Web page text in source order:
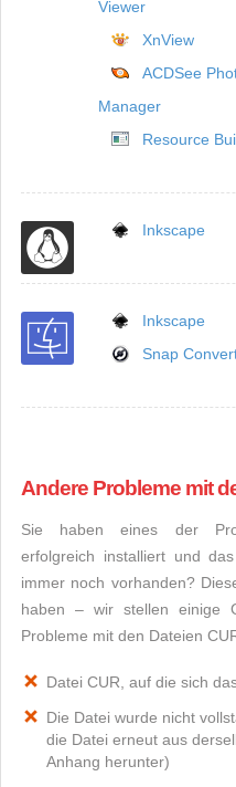
Viewer
XnView
ACDSee
Manager
Resource
Inkscape
Inkscape
Snap
Andere Probleme mit
Sie haben eines der
erfolgreich installiert und
immer noch vorhanden?
haben – wir stellen einige
Probleme mit den Dateien
Datei CUR, auf die sich
Die Datei wurde nicht
die Datei erneut aus
Anhang herunter)